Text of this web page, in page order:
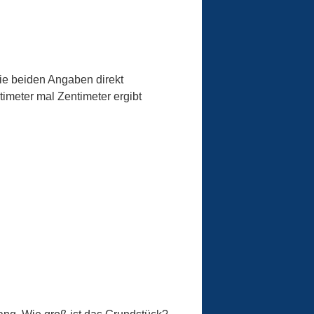
beiden Angaben direkt
mal Zentimeter ergibt